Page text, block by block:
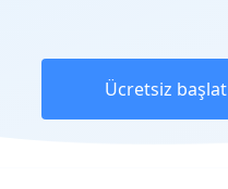
Ücretsiz başlat